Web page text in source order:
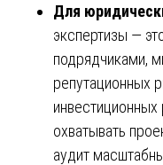
Для
экспертизы —
подрядчиками,
репутационных
охватывать
аудит